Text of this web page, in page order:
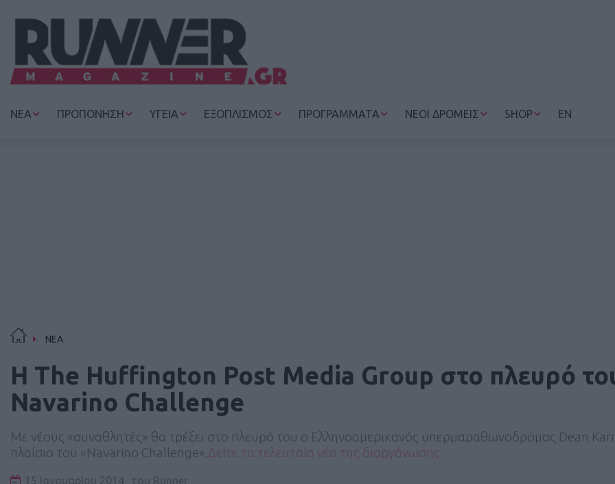
ΝΕΑ ΠΡΟΠΟΝΗΣΗ ΥΓΕΙΑ ΕΞΟΠΛΙΣΜΟΣ ΠΡΟΓΡΑΜΜΑΤΑ ΝΕΟΙ ΔΡΟΜΕΙΣ SHOP EN
ΝΕΑ
H The Huffington Post Media Group στο πλευρό
Navarino Challenge
Με νέους «συναθλητές» θα τρέξει στο πλευρό του ο Ελληνοαμερικανός υπερμαραθωνοδρόμος Dean
πλαίσιο του «Navarino Challenge».Δείτε τα τελευταία νέα της διοργάνωσης.
15 Ιανουαρίου 2014 του Runner